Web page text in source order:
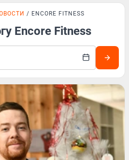
ENCORE FITNESS
Encore Fitness